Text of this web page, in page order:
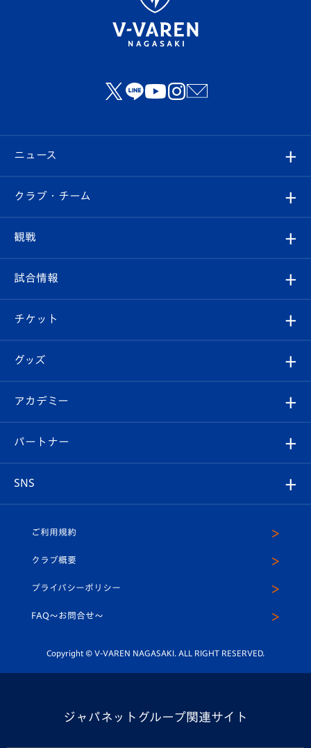
ニュース
すべて
クラブ
試合情報
チケット
イベント
メディア
ホームタウン
クラブ・チーム
クラブ概要
エンブレム紹介
スタッフプロフィール
マスコット紹介
平和祈念活動
ホームタウン活動
観戦
観戦ルール
はじめての観戦ガイド
Revive Team
ヴィヴィくんの長崎おもてなしガイド
試合情報
試合日程/結果
フォトギャラリー
スタジアムグルメ
チケット
チケット
V-LOVERS（ファンクラブ）
プレイヤーズスイート
グッズ
オンラインショップ
店舗情報
アカデミー
育成からのお知らせ
U-18
スクール
パートナー
SNS
ヴィヴィくんインスタグラム
公式LINE＠
ご利用規約
クラブ概要
プライバシーポリシー
FAQ〜お問合せ〜
Copyright © V-VAREN NAGASAKI. ALL RIGHT RESERVED.
ジャパネットグループ関連サイト